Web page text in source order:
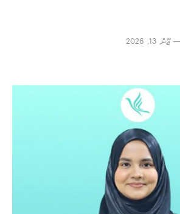
ޖޫން 13, 2026